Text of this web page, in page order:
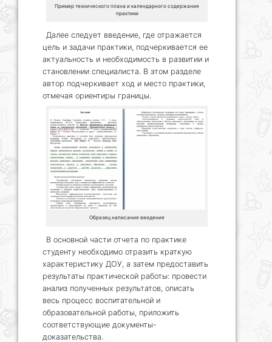
Пример технического плана и календарного содержания
практики
Далее следует введение, где отражается
цель и задачи практики, подчеркивается ее
актуальность и необходимость в развитии и
становлении специалиста. В этом разделе
автор подчеркивает ход и место практики,
отмечая ориентиры границы.
Образец написания введения
В основной части отчета по практике
студенту необходимо отразить краткую
характеристику ДОУ, а затем предоставить
результаты практической работы: провести
анализ полученных результатов, описать
весь процесс воспитательной и
образовательной работы, приложить
соответствующие документы-
доказательства.